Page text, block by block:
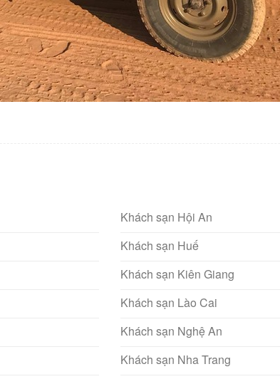
Khách sạn Hội An
Khách sạn Huế
Khách sạn Kiên Giang
Khách sạn Lào Cai
Khách sạn Nghệ An
Khách sạn Nha Trang